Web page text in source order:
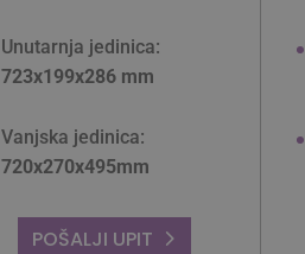
Unutarnja jedinica:
723x199x286 mm
Vanjska jedinica:
720x270x495mm
POŠALJI UPIT
_ga_JJCQR1PW73
Platform